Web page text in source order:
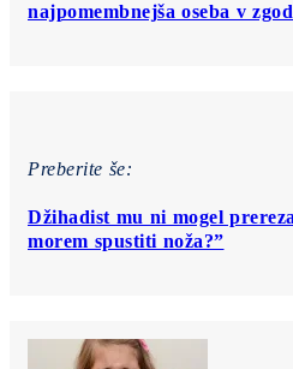
najpomembnejša oseba v
Preberite še:
Džihadist mu ni mogel
morem spustiti noža?”